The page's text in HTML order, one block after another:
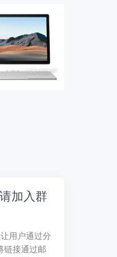
加入群
用户通过分
链接通过邮